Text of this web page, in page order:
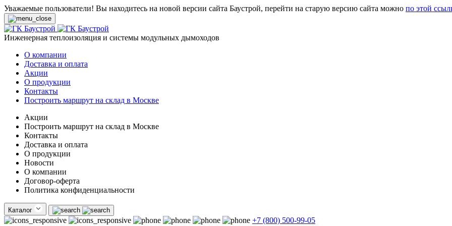
Уважаемые пользователи! Вы находитесь на новой версии сайта Баустрой, перейти на старую версию сайта можно по этой
Инженерная теплоизоляция и системы модульных дымоходов
О компании
Доставка и оплата
Акции
О продукции
Контакты
Построить маршрут на склад в Москве
Акции
Построить маршрут на склад в Москве
Контакты
Доставка и оплата
О продукции
Новости
О компании
Договор-оферта
Политика конфиденциальности
Каталог
+7 (800) 500-99-05